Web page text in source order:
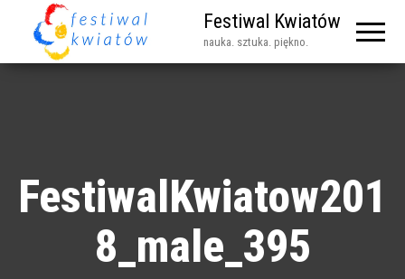
Festiwal Kwiatów
nauka. sztuka. piękno.
FestiwalKwiatow201
8_male_395